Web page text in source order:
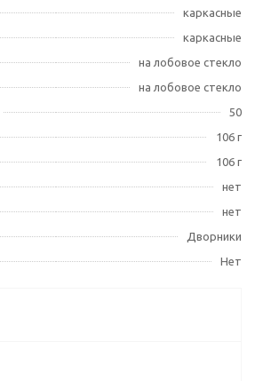
каркасные
каркасные
на лобовое стекло
на лобовое стекло
50
106 г
106 г
нет
нет
Дворники
Нет